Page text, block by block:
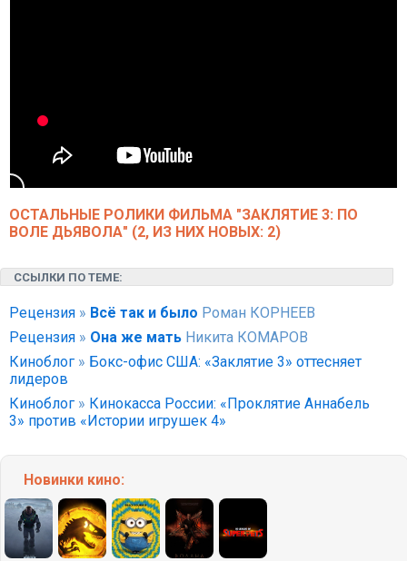
ОСТАЛЬНЫЕ РОЛИКИ ФИЛЬМА "ЗАКЛЯТИЕ 3: ПО
ВОЛЕ ДЬЯВОЛА" (2, ИЗ НИХ НОВЫХ: 2)
ССЫЛКИ ПО ТЕМЕ:
Рецензия » Всё так и было Роман КОРНЕЕВ
Рецензия » Она же мать Никита КОМАРОВ
Киноблог » Бокс-офис США: «Заклятие 3» оттесняет
лидеров
Киноблог » Кинокасса России: «Проклятие Аннабель
3» против «Истории игрушек 4»
Новинки кино: